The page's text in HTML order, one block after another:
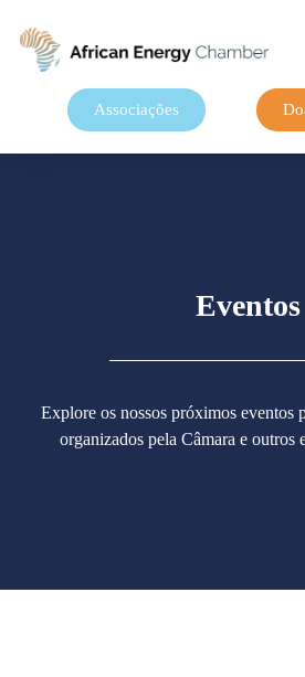
Associações
Eventos
Explore os nossos próximos eventos
organizados pela Câmara e outros